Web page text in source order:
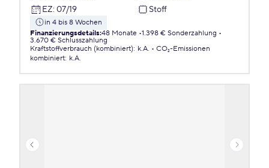
EZ: 07/19 Stoff
in 4 bis 8 Wochen
Finanzierungsdetails:48 Monate 1.398 € Sonderzahlung
3.670 € Schlusszahlung
Kraftstoffverbrauch (kombiniert): k.A.
CO₂-Emissionen
kombiniert: k.A.